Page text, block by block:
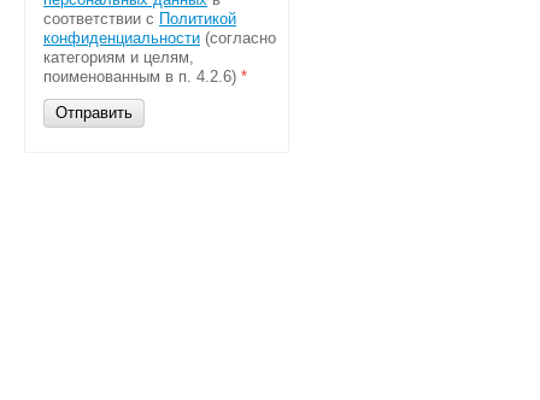
соответствии с Политикой
конфиденциальности (согласно
категориям и целям,
поименованным в п. 4.2.6) *
Отправить